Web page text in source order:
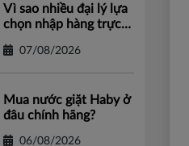
Vì sao nhiều đại lý lựa
chọn nhập hàng trực
07/08/2026
Mua nước giặt Haby ở
đâu chính hãng?
06/08/2026